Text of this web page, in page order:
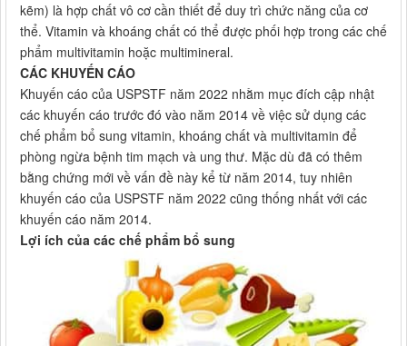
kẽm) là hợp chất vô cơ cần thiết để duy trì chức năng của cơ
thể. Vitamin và khoáng chất có thể được phối hợp trong các chế
phẩm multivitamin hoặc multimineral.
CÁC KHUYẾN CÁO
Khuyến cáo của USPSTF năm 2022 nhằm mục đích cập nhật
các khuyến cáo trước đó vào năm 2014 về việc sử dụng các
chế phẩm bổ sung vitamin, khoáng chất và multivitamin để
phòng ngừa bệnh tim mạch và ung thư. Mặc dù đã có thêm
bằng chứng mới về vấn đề này kể từ năm 2014, tuy nhiên
khuyến cáo của USPSTF năm 2022 cũng thống nhất với các
khuyến cáo năm 2014.
Lợi ích của các chế phẩm bổ sung